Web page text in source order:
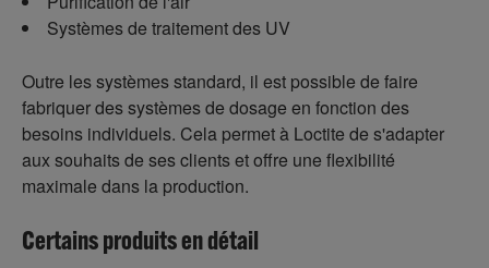
Systèmes de traitement des UV
Outre les systèmes standard, il est possible de faire
fabriquer des systèmes de dosage en fonction des
besoins individuels. Cela permet à Loctite de s'adapter
aux souhaits de ses clients et offre une flexibilité
maximale dans la production.
Certains produits en détail